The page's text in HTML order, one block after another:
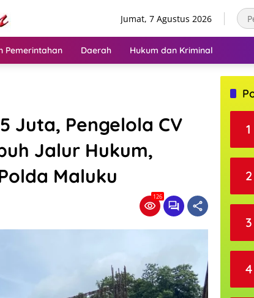
Jumat, 7 Agustus 2026
Pemerintahan Daerah Hukum dan Kriminal
Juta, Pengelola CV
Jalur Hukum,
Maluku
126
1
2
3
4